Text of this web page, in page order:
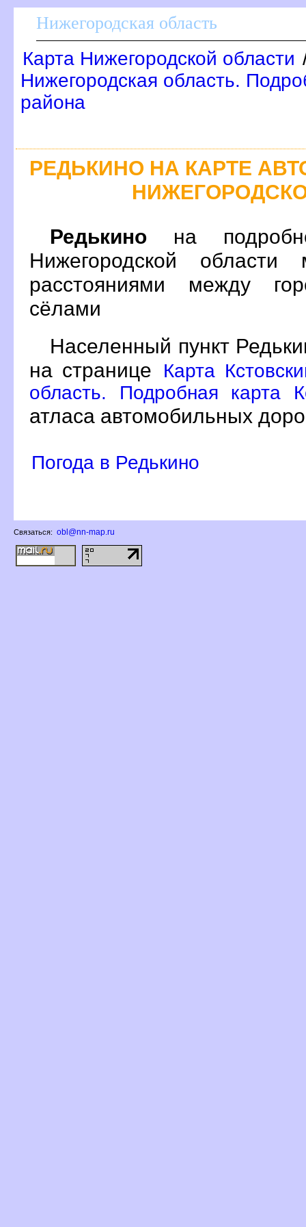
Нижегородская область
Карта Нижегородской области
Нижегородская область.
района
РЕДЬКИНО НА КАРТЕ
Редькино на
Нижегородской
расстояниями между
сёлами
Населенный пункт
на странице
Карта
область. Подробная карта
атласа автомобильных
Погода в Редькино
Связаться: obl@nn-map.ru